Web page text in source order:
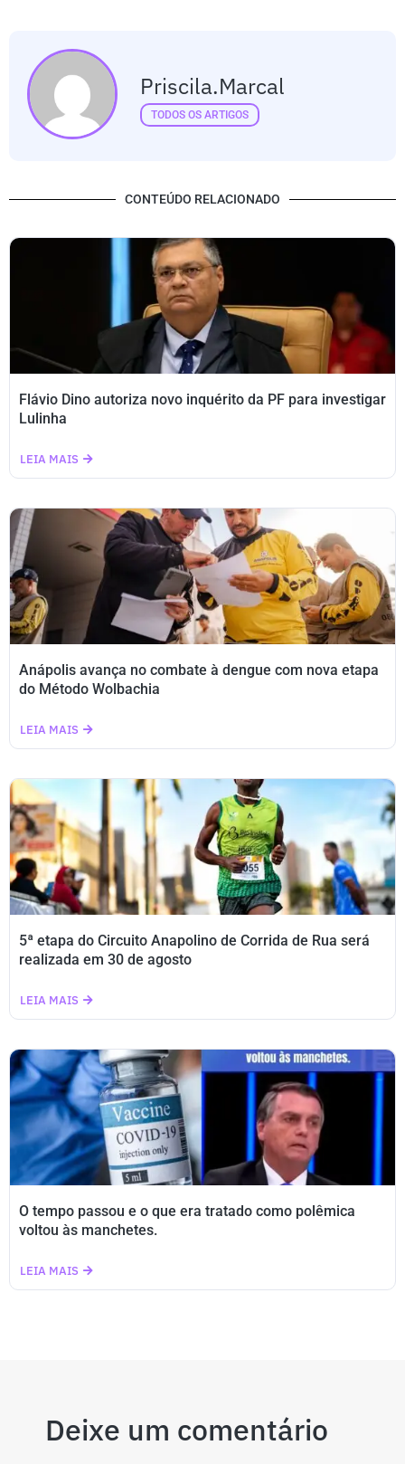
Priscila.marcal
TODOS OS ARTIGOS
CONTEÚDO RELACIONADO
Flávio Dino autoriza novo inquérito da PF para investigar
Lulinha
LEIA MAIS
Anápolis avança no combate à dengue com nova etapa
do Método Wolbachia
LEIA MAIS
5ª etapa do Circuito Anapolino de Corrida de Rua será
realizada em 30 de agosto
LEIA MAIS
O tempo passou e o que era tratado como polêmica
voltou às manchetes.
LEIA MAIS
Deixe um comentário